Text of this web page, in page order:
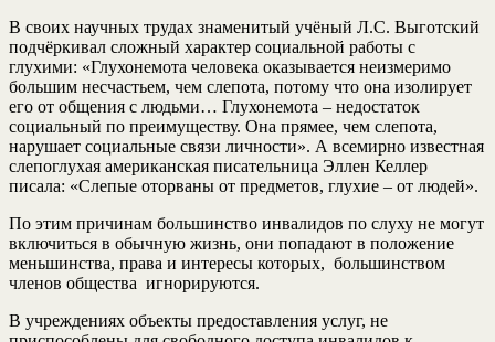
В своих научных трудах знаменитый учёный Л.С. Выготский
подчёркивал сложный характер социальной работы с
глухими: «Глухонемота человека оказывается неизмеримо
большим несчастьем, чем слепота, потому что она изолирует
его от общения с людьми… Глухонемота – недостаток
социальный по преимуществу. Она прямее, чем слепота,
нарушает социальные связи личности». А всемирно известная
слепоглухая американская писательница Эллен Келлер
писала: «Слепые оторваны от предметов, глухие – от людей».
По этим причинам большинство инвалидов по слуху не могут
включиться в обычную жизнь, они попадают в положение
меньшинства, права и интересы которых, большинством
членов общества игнорируются.
В учреждениях объекты предоставления услуг, не